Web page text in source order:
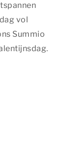
vol
Summio